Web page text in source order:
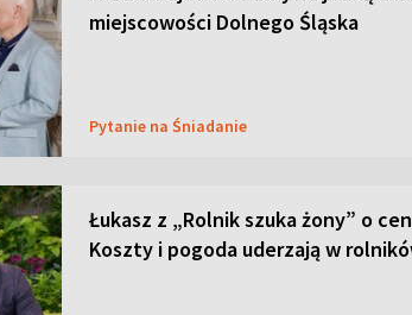
miejscowości Dolnego Śląska
Pytanie na Śniadanie
Łukasz z „Rolnik szuka żony” o
Koszty i pogoda uderzają w